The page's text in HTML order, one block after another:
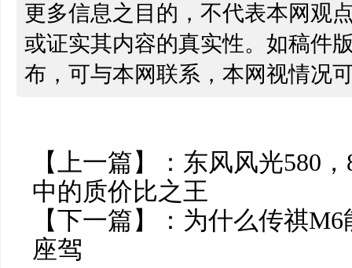
更多信息之目的，不代表本网观
或证实其内容的真实性。如稿件
布，可与本网联系，本网视情况
【上一篇】： 东风风光580
中的质价比之王
【下一篇】： 为什么传祺M6
座驾